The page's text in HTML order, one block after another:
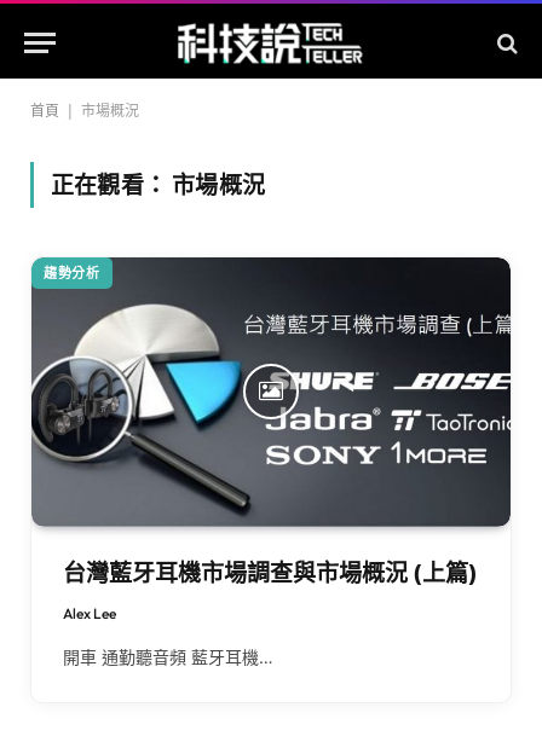
首頁 市場概況
正在觀看： 市場概況
趨勢分析
台灣藍牙耳機市場調查與市場概況 (上篇)
Alex Lee
開車 通勤聽音頻 藍牙耳機…